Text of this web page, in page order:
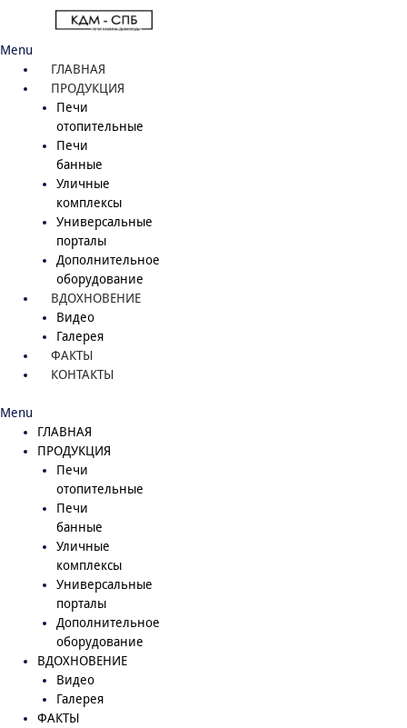
Menu
ГЛАВНАЯ
ПРОДУКЦИЯ
Печи
отопительные
Печи
банные
Уличные
комплексы
Универсальные
порталы
Дополнительное
оборудование
ВДОХНОВЕНИЕ
Видео
Галерея
ФАКТЫ
КОНТАКТЫ
Menu
ГЛАВНАЯ
ПРОДУКЦИЯ
Печи
отопительные
Печи
банные
Уличные
комплексы
Универсальные
порталы
Дополнительное
оборудование
ВДОХНОВЕНИЕ
Видео
Галерея
ФАКТЫ